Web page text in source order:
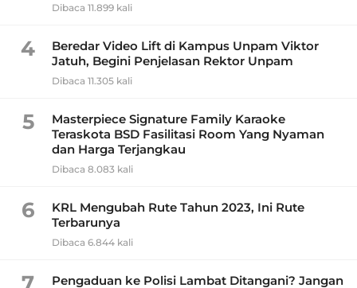
Dibaca 11.899 kali
4
Beredar Video Lift di Kampus Unpam Viktor
Jatuh, Begini Penjelasan Rektor Unpam
Dibaca 11.305 kali
5
Masterpiece Signature Family Karaoke
Teraskota BSD Fasilitasi Room Yang Nyaman
dan Harga Terjangkau
Dibaca 8.083 kali
6
KRL Mengubah Rute Tahun 2023, Ini Rute
Terbarunya
Dibaca 6.844 kali
Pengaduan ke Polisi Lambat Ditangani? Jangan